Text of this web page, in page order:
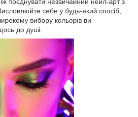
себе у будь-який спосіб,
вибору кольорів ви
до душі.